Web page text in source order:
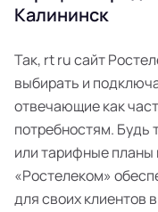
Калининск
Так, rt ru сайт
выбирать и
отвечающие как
потребностям. Будь
или тарифные
«Ростелеком»
для своих клиентов